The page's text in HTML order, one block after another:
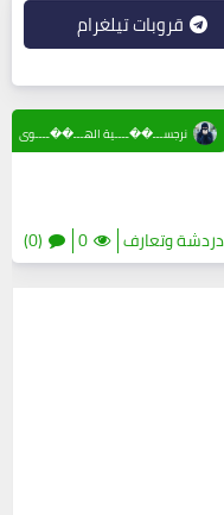
قروبات تيلغرام
وتعارف
0
(0)
نرجســـ��ــــية الهـــ��ــــوى